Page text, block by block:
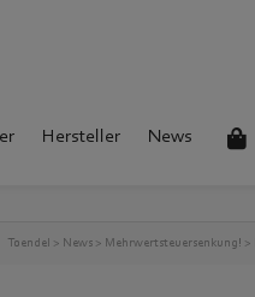
Hersteller News
Toendel > News > Mehrwertsteuersenkung! >